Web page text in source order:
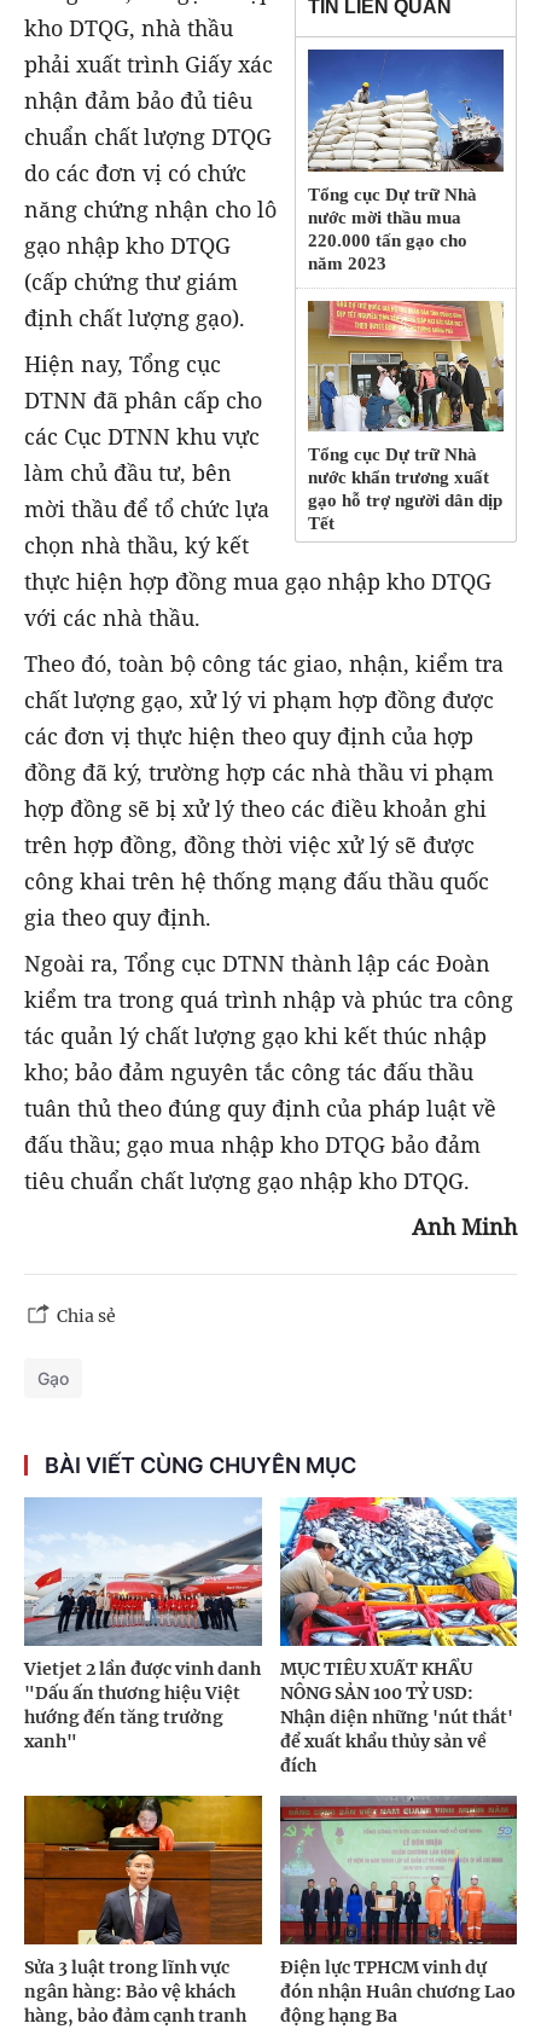
TIN LIÊN QUAN
Tổng cục Dự trữ Nhà
nước mời thầu mua
220.000 tấn gạo cho
năm 2023
Tổng cục Dự trữ Nhà
nước khẩn trương xuất
gạo hỗ trợ người dân dịp
Tết
kho DTQG, nhà thầu
phải xuất trình Giấy xác
nhận đảm bảo đủ tiêu
chuẩn chất lượng DTQG
do các đơn vị có chức
năng chứng nhận cho lô
gạo nhập kho DTQG
(cấp chứng thư giám
định chất lượng gạo).
Hiện nay, Tổng cục
DTNN đã phân cấp cho
các Cục DTNN khu vực
làm chủ đầu tư, bên
mời thầu để tổ chức lựa
chọn nhà thầu, ký kết
thực hiện hợp đồng mua gạo nhập kho DTQG
với các nhà thầu.
Theo đó, toàn bộ công tác giao, nhận, kiểm tra
chất lượng gạo, xử lý vi phạm hợp đồng được
các đơn vị thực hiện theo quy định của hợp
đồng đã ký, trường hợp các nhà thầu vi phạm
hợp đồng sẽ bị xử lý theo các điều khoản ghi
trên hợp đồng, đồng thời việc xử lý sẽ được
công khai trên hệ thống mạng đấu thầu quốc
gia theo quy định.
Ngoài ra, Tổng cục DTNN thành lập các Đoàn
kiểm tra trong quá trình nhập và phúc tra công
tác quản lý chất lượng gạo khi kết thúc nhập
kho; bảo đảm nguyên tắc công tác đấu thầu
tuân thủ theo đúng quy định của pháp luật về
đấu thầu; gạo mua nhập kho DTQG bảo đảm
tiêu chuẩn chất lượng gạo nhập kho DTQG.
Anh Minh
Chia sẻ
Gạo
BÀI VIẾT CÙNG CHUYÊN MỤC
Vietjet 2 lần được vinh danh
"Dấu ấn thương hiệu Việt
hướng đến tăng trưởng
xanh"
MỤC TIÊU XUẤT KHẨU
NÔNG SẢN 100 TỶ USD:
Nhận diện những 'nút thắt'
để xuất khẩu thủy sản về
đích
Sửa 3 luật trong lĩnh vực
ngân hàng: Bảo vệ khách
hàng, bảo đảm cạnh tranh
Điện lực TPHCM vinh dự
đón nhận Huân chương Lao
động hạng Ba